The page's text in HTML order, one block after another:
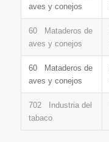
aves y conejos
60 Mataderos de
aves y conejos
60 Mataderos de
aves y conejos
702 Industria del
tabaco